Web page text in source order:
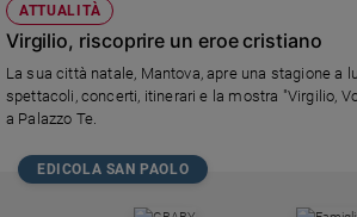
ATTUALITÀ
Virgilio, riscoprire un eroe cristiano
La sua città natale, Mantova, apre una stagione a
spettacoli, concerti, itinerari e la mostra "Virgilio,
a Palazzo Te.
EDICOLA SAN PAOLO